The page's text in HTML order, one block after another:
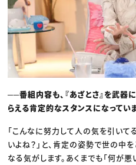
──番組内容も、『あざとさ』を武器
らえる肯定的なスタンスになってい
「こんなに努力して人の気を引いて
いよね？」と、肯定の姿勢で世の中
なる気がします。あくまでも「何が悪